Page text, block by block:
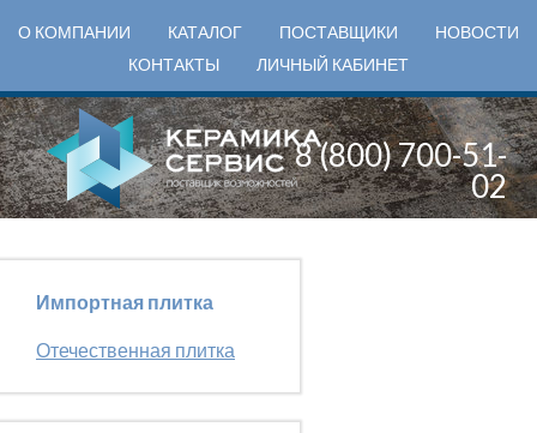
О КОМПАНИИ КАТАЛОГ ПОСТАВЩИКИ
НОВОСТИ
КОНТАКТЫ
ЛИЧНЫЙ КАБИНЕТ
8 (800) 700-51-
02
Импортная плитка
Отечественная плитка